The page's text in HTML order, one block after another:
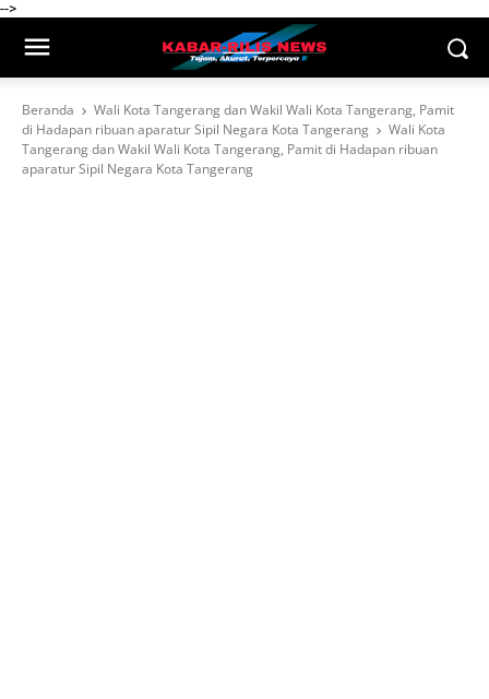
-->
Beranda
Wali Kota Tangerang dan Wakil Wali Kota Tangerang, Pamit
di Hadapan ribuan aparatur Sipil Negara Kota Tangerang
Wali Kota
Tangerang dan Wakil Wali Kota Tangerang, Pamit di Hadapan ribuan
aparatur Sipil Negara Kota Tangerang